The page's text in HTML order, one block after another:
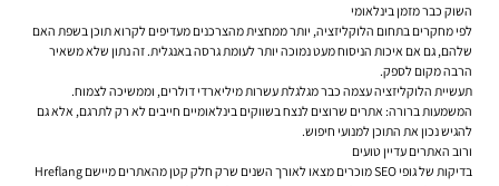
השוק כבר מזמן בינלאומי
לפי מחקרים בתחום הלוקליזציה, יותר ממחצית מהצרכנים מעדיפים לקרוא תוכן בשפת האם
שלהם, גם אם איכות הניסוח מעט נמוכה יותר לעומת גרסה באנגלית. זה נתון שלא משאיר
הרבה מקום לספק.
תעשיית הלוקליזציה עצמה כבר מגלגלת עשרות מיליארדי דולרים, וממשיכה לצמוח.
המשמעות ברורה: אתרים שרוצים לנצח בשווקים בינלאומיים חייבים לא רק לתרגם, אלא גם
להגיש נכון את התוכן למנועי חיפוש.
ורוב האתרים עדיין טועים
בדיקות של גופי SEO מוכרים מצאו לאורך השנים שרק חלק קטן מהאתרים מיישם Hreflang